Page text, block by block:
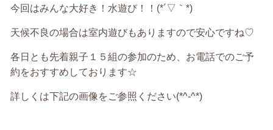
今回はみんな大好き！水遊び！！(*´▽｀*)
天候不良の場合は室内遊びもありますので安心ですね♡
各日とも先着親子１５組の参加のため、お電話でのご予
約をおすすめしております☆
詳しくは下記の画像をご参照ください(*^-^*)